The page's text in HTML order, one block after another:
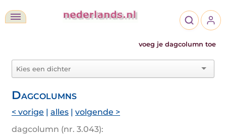
voeg je dagcolumn toe
Dagcolumns
< vorige | alles | volgende >
dagcolumn (nr. 3.043):